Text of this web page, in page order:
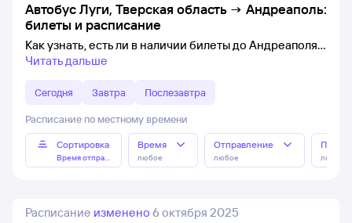
Автобус Луги, Тверская область → Андреаполь:
билеты и расписание
Как узнать, есть ли в наличии билеты до Андреаполя
Читать дальше
Сегодня Завтра Послезавтра
Расписание по местному времени
Сортировка
Время отправления
Время
любое
Отправление
любое любое
Расписание изменено 6 октября 2025